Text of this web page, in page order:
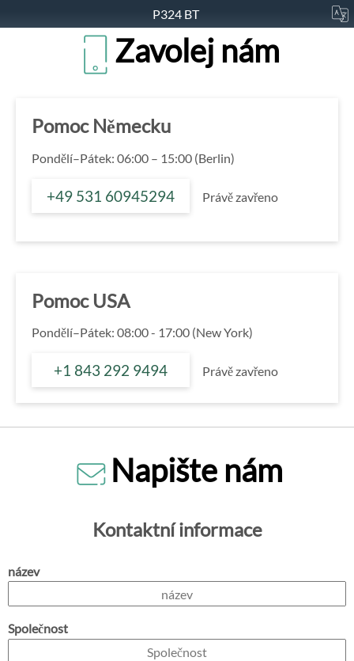
P324 BT
Zavolej nám
Pomoc Německu
Pondělí–Pátek: 06:00 – 15:00 (Berlin)
+49 531 60945294 Právě zavřeno
Pomoc USA
Pondělí–Pátek: 08:00 - 17:00 (New York)
+1 843 292 9494 Právě zavřeno
Napište nám
Kontaktní informace
název
Společnost